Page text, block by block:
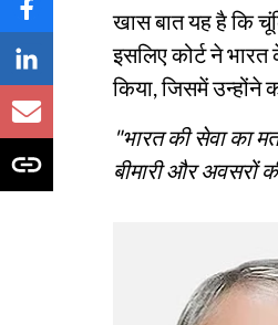
खास बात यह है कि
इसलिए कोर्ट ने
किया, जिसमें उन्होंने
"भारत की सेवा का
बीमारी और अवसरों